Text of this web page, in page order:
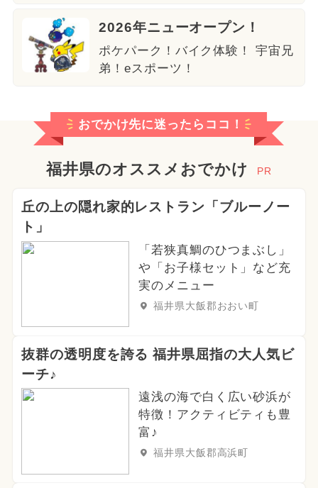
2026年ニューオープン！
ポケパーク！バイク体験！ 宇宙兄
弟！eスポーツ！
おでかけ先に迷ったらココ！
福井県のオススメおでかけ PR
丘の上の隠れ家的レストラン「ブルーノー
ト」
「若狭真鯛のひつまぶし」
や「お子様セット」など充
実のメニュー
福井県大飯郡おおい町
抜群の透明度を誇る 福井県屈指の大人気ビ
ーチ♪
遠浅の海で白く広い砂浜が
特徴！アクティビティも豊
富♪
福井県大飯郡高浜町